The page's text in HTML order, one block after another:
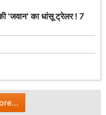
का धांसू ट्रेलर ! 7